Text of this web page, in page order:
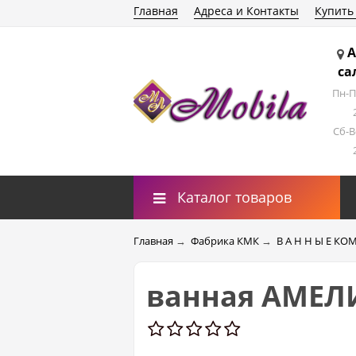
Главная Адреса и Контакты
Пн-
Сб-
Каталог товаров
Главная → Фабрика КМК → В А Н Н Ы Е
ванная